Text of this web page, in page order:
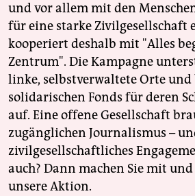
und vor allem mit den
für eine starke Zivilgesellschaft
kooperiert deshalb mit "Alles
Zentrum". Die Kampagne
linke, selbstverwaltete Orte und
solidarischen Fonds für deren
auf. Eine offene Gesellschaft
zugänglichen Journalismus –
zivilgesellschaftliches
auch? Dann machen Sie mit
unsere Aktion.